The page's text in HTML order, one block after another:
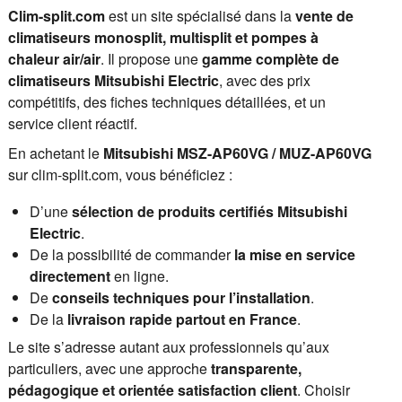
Clim-split.comest un site spécialisé dans lavente de
climatiseurs monosplit, multisplit et pompes à
chaleur air/air. Il propose unegamme complète de
climatiseurs Mitsubishi Electric, avec des prix
compétitifs, des fiches techniques détaillées, et un
service client réactif.
En achetant le Mitsubishi MSZ-AP60VG / MUZ-AP60VG
sur clim-split.com, vous bénéficiez :
D’unesélection de produits certifiés Mitsubishi
Electric.
De la possibilité de commanderla mise en service
directementen ligne.
Deconseils techniques pour l’installation.
De la livraison rapide partout en France.
Le site s’adresse autant aux professionnels qu’aux
particuliers, avec une approchetransparente,
pédagogique et orientée satisfaction client. Choisir